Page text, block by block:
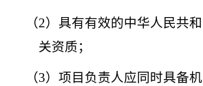
（2）具有有效的中华人民共
关资质；
（3）项目 负责人应同时具备